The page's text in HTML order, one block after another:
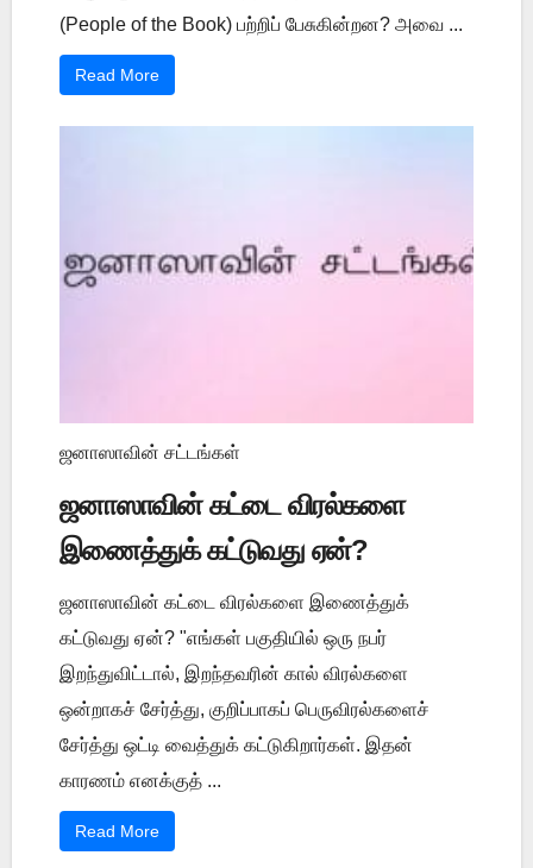
(People of the Book) பற்றிப் பேசுகின்றன? அவை ...
Read More
ஜனாஸாவின் சட்டங்கள்
ஜனாஸாவின் கட்டை விரல்களை
இணைத்துக் கட்டுவது ஏன்?
ஜனாஸாவின் கட்டை விரல்களை இணைத்துக்
கட்டுவது ஏன்? "எங்கள் பகுதியில் ஒரு நபர்
இறந்துவிட்டால், இறந்தவரின் கால் விரல்களை
ஒன்றாகச் சேர்த்து, குறிப்பாகப் பெருவிரல்களைச்
சேர்த்து ஒட்டி வைத்துக் கட்டுகிறார்கள். இதன்
காரணம் எனக்குத் ...
Read More